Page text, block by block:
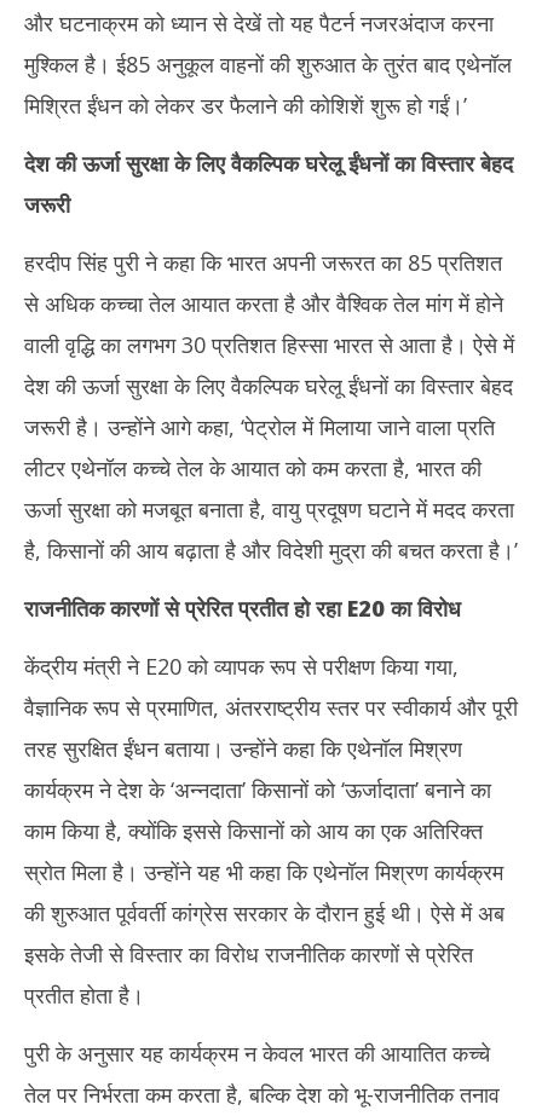
और घटनाक्रम को ध्यान से देखें तो यह पैटर्न नजरअंदाज करना
मुश्किल है। ई85 अनुकूल वाहनों की शुरुआत के तुरंत बाद एथेनॉल
मिश्रित ईंधन को लेकर डर फैलाने की कोशिशें शुरू हो गईं।’
देश की ऊर्जा सुरक्षा के लिए वैकल्पिक घरेलू ईंधनों का विस्तार बेहद
जरूरी
हरदीप सिंह पुरी ने कहा कि भारत अपनी जरूरत का 85 प्रतिशत
से अधिक कच्चा तेल आयात करता है और वैश्विक तेल मांग में होने
वाली वृद्धि का लगभग 30 प्रतिशत हिस्सा भारत से आता है। ऐसे में
देश की ऊर्जा सुरक्षा के लिए वैकल्पिक घरेलू ईंधनों का विस्तार बेहद
जरूरी है। उन्होंने आगे कहा, ‘पेट्रोल में मिलाया जाने वाला प्रति
लीटर एथेनॉल कच्चे तेल के आयात को कम करता है, भारत की
ऊर्जा सुरक्षा को मजबूत बनाता है, वायु प्रदूषण घटाने में मदद करता
है, किसानों की आय बढ़ाता है और विदेशी मुद्रा की बचत करता है।’
राजनीतिक कारणों से प्रेरित प्रतीत हो रहा E20 का विरोध
केंद्रीय मंत्री ने E20 को व्यापक रूप से परीक्षण किया गया,
वैज्ञानिक रूप से प्रमाणित, अंतरराष्ट्रीय स्तर पर स्वीकार्य और पूरी
तरह सुरक्षित ईंधन बताया। उन्होंने कहा कि एथेनॉल मिश्रण
कार्यक्रम ने देश के ‘अन्नदाता’ किसानों को ‘ऊर्जादाता’ बनाने का
काम किया है, क्योंकि इससे किसानों को आय का एक अतिरिक्त
स्रोत मिला है। उन्होंने यह भी कहा कि एथेनॉल मिश्रण कार्यक्रम
की शुरुआत पूर्ववर्ती कांग्रेस सरकार के दौरान हुई थी। ऐसे में अब
इसके तेजी से विस्तार का विरोध राजनीतिक कारणों से प्रेरित
प्रतीत होता है।
पुरी के अनुसार यह कार्यक्रम न केवल भारत की आयातित कच्चे
तेल पर निर्भरता कम करता है, बल्कि देश को भू-राजनीतिक तनाव